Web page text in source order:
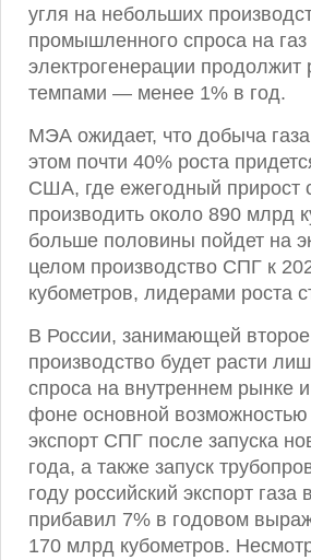
угля на небольших
промышленного спроса на
электрогенерации
темпами — менее 1% в год.
МЭА ожидает, что добыча
этом почти 40% роста
США, где ежегодный прирост
производить около 890 млрд
больше половины пойдет на
целом производство СПГ к
кубометров, лидерами роста
В России, занимающей
производство будет расти
спроса на внутреннем
фоне основной
экспорт СПГ после запуска
года, а также запуск
году российский экспорт
прибавил 7% в годовом
170 млрд кубометров.